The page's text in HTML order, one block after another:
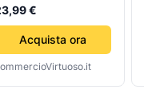
PIOGGIA NEVE
SPORCO TG.L COP-
AUT-L
€
Acquista ora